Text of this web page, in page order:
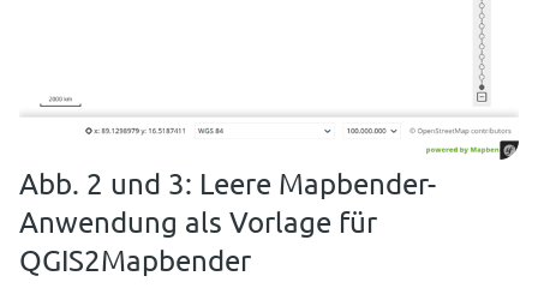
Abb. 2 und 3: Leere Mapbender-
Anwendung als Vorlage für
QGIS2Mapbender